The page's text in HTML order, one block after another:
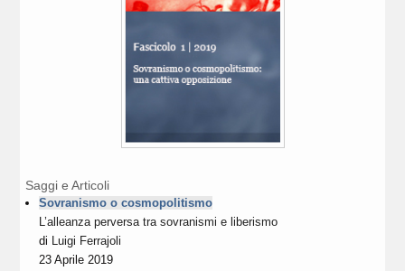
Saggi e Articoli
Sovranismo o cosmopolitismo
L’alleanza perversa tra sovranismi e liberismo
di Luigi Ferrajoli
23 Aprile 2019